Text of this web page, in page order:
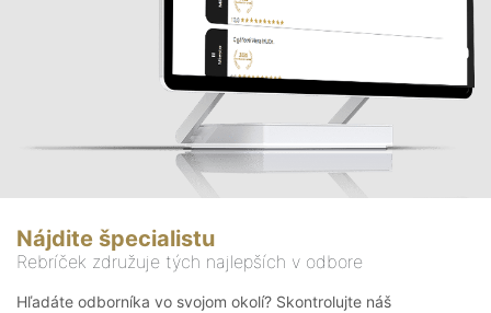
Nájdite špecialistu
Rebríček združuje tých najlepších v odbore
Hľadáte odborníka vo svojom okolí? Skontrolujte náš